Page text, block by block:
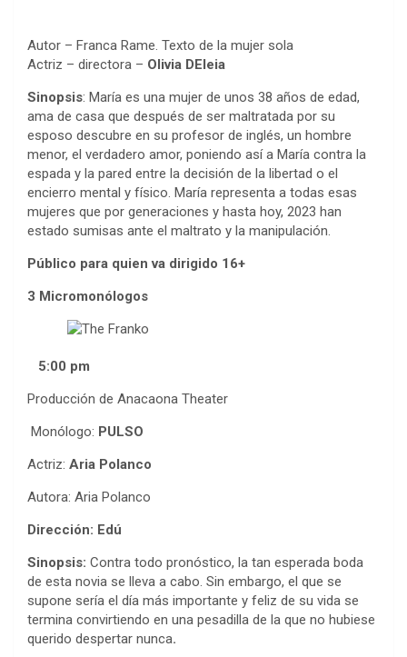
Autor – Franca Rame. Texto de la mujer sola
Actriz – directora – Olivia DEleia
Sinopsis: María es una mujer de unos 38 años de edad,
ama de casa que después de ser maltratada por su
esposo descubre en su profesor de inglés, un hombre
menor, el verdadero amor, poniendo así a María contra la
espada y la pared entre la decisión de la libertad o el
encierro mental y físico. María representa a todas esas
mujeres que por generaciones y hasta hoy, 2023 han
estado sumisas ante el maltrato y la manipulación.
Público para quien va dirigido 16+
3 Micromonólogos
5:00 pm
Producción de Anacaona Theater
Monólogo: PULSO
Actriz: Aria Polanco
Autora: Aria Polanco
Dirección: Edú
Sinopsis: Contra todo pronóstico, la tan esperada boda
de esta novia se lleva a cabo. Sin embargo, el que se
supone sería el día más importante y feliz de su vida se
termina convirtiendo en una pesadilla de la que no hubiese
querido despertar nunca.